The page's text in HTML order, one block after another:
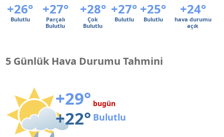
+26° +27° +28° +27° +25° +24°
Bulutlu
Parçalı
Bulutlu
Çok
Bulutlu
Bulutlu Bulutlu
hava durumu
açık
5 Günlük Hava Durumu Tahmini
+29°
+22°
bugün
Bulutlu